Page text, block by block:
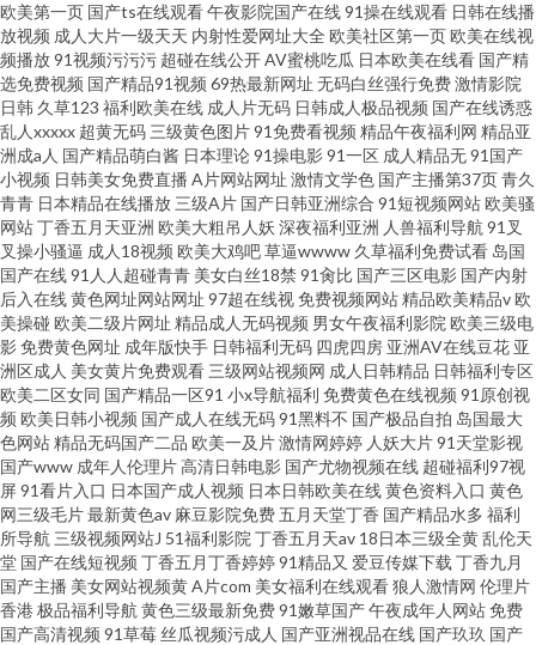
欧美第一页 国产ts在线观看午夜影院国产在线91操在线观看 日韩在线播
放视频 成人大片一级天天 内射性爱网址大全 欧美社区第一页欧美在线视
频播放91视频污污污 超碰在线公开AV蜜桃吃瓜 日本欧美在线看 国产精
选免费视频 国产精品91视频 69热最新网址 无码白丝强行免费激情影院
日韩 久草123 福利欧美在线 成人片无码 日韩成人极品视频 国产在线诱惑
乱人xxxxx 超黄无码 三级黄色图片91免费看视频 精品午夜福利网 精品亚
洲成a人 国产精品萌白酱 日本理论91操电影91一区 成人精品无91国产
小视频 日韩美女免费直播 A片网站网址 激情文学色 国产主播第37页青久
青青 日本精品在线播放 三级A片 国产日韩亚洲综合 91短视频网站欧美骚
网站丁香五月天亚洲 欧美大粗吊人妖 深夜福利亚洲 人兽福利导航 91叉
叉操小骚逼 成人18视频 欧美大鸡吧草逼wwww 久草福利免费试看 岛国
国产在线91人人超碰青青 美女白丝18禁 91肏比 国产三区电影 国产内射
后入在线黄色网址网站网址 97超在线视免费视频网站精品欧美精品v欧
美操碰 欧美二级片网址 精品成人无码视频 男女午夜福利影院 欧美三级电
影免费黄色网址 成年版快手 日韩福利无码 四虎四房 亚洲AV在线豆花 亚
洲区成人 美女黄片免费观看 三级网站视频网 成人日韩精品 日韩福利专区
欧美二区女同 国产精品一区91 小x导航福利 免费黄色在线视频 91原创视
频 欧美日韩小视频 国产成人在线无码91黑料不 国产极品自拍 岛国最大
色网站精品无码国产二品 欧美一及片激情网婷婷 人妖大片91天堂影视
国产www 成年人伦理片高清日韩电影 国产尤物视频在线 超碰福利97视
屏91看片入口 日本国产成人视频 日本日韩欧美在线黄色资料入口 黄色
网三级毛片最新黄色av 麻豆影院免费 五月天堂丁香 国产精品水多 福利
所导航 三级视频网站J 51福利影院 丁香五月天av 18日本三级全黄乱伦天
堂 国产在线短视频 丁香五月丁香婷婷91精品又 爱豆传媒下载 丁香九月
国产主播 美女网站视频黄A片com 美女福利在线观看狼人激情网 伦理片
香港极品福利导航 黄色三级最新免费91嫩草国产午夜成年人网站免费
国产高清视频 91草莓 丝瓜视频污成人 国产亚洲视品在线 国产玖玖 国产